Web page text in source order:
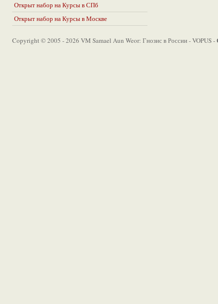
Открыт набор на Курсы в СПб
Открыт набор на Курсы в Москве
Copyright © 2005 - 2026 VM Samael Aun Weor: Гнозис в России - VOPUS -